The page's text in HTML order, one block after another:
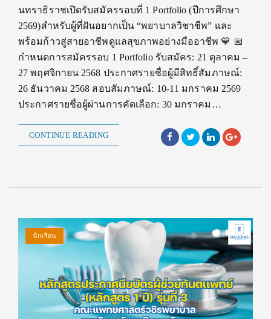
นทราธิราชเปิดรับสมัครรอบที่ 1 Portfolio (ปีการศึกษา
2569)สำหรับผู้ที่ฝันอยากเป็น “พยาบาลวิชาชีพ” และ
พร้อมก้าวสู่สายอาชีพดูแลสุขภาพอย่างมืออาชีพ 💙 📅
กำหนดการสมัครรอบ 1 Portfolio รับสมัคร: 21 ตุลาคม –
27 พฤศจิกายน 2568 ประกาศรายชื่อผู้มีสิทธิ์สัมภาษณ์:
26 ธันวาคม 2568 สอบสัมภาษณ์: 10-11 มกราคม 2569
ประกาศรายชื่อผู้ผ่านการคัดเลือก: 30 มกราคม…
CONTINUE READING
นักเรียน